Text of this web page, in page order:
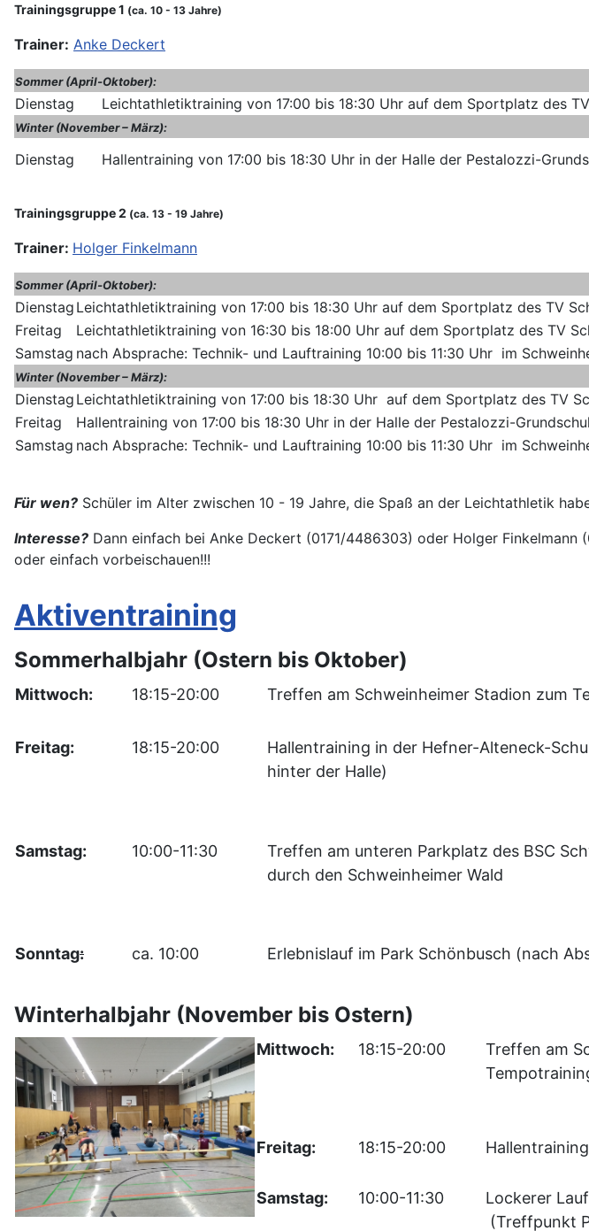
Trainingsgruppe 1 (ca. 10 - 13 Jahre)
Trainer: Anke Deckert
Sommer (April-Oktober):
Dienstag Leichtathletiktraining von 17:00 bis 18:30 Uhr auf dem Sportplatz des
Winter (November – März):
Dienstag Hallentraining von 17:00 bis 18:30 Uhr in der Halle der Pestalozzi-
Trainingsgruppe 2 (ca. 13 - 19 Jahre)
Trainer: Holger Finkelmann
Sommer (April-Oktober):
Dienstag Leichtathletiktraining von 17:00 bis 18:30 Uhr auf dem Sportplatz des TV
Freitag
Leichtathletiktraining von 16:30 bis 18:00 Uhr auf dem Sportplatz des TV
Samstag nach Absprache: Technik- und Lauftraining 10:00 bis 11:30 Uhr im
Winter (November – März):
Dienstag Leichtathletiktraining von 17:00 bis 18:30 Uhr auf dem Sportplatz des TV
Freitag
Hallentraining von 17:00 bis 18:30 Uhr in der Halle der Pestalozzi-
Samstag nach Absprache: Technik- und Lauftraining 10:00 bis 11:30 Uhr im
Für wen? Schüler im Alter zwischen 10 - 19 Jahre, die Spaß an der Leichtathletik
Interesse? Dann einfach bei Anke Deckert (0171/4486303) oder Holger Finkelmann
oder einfach vorbeischauen!!!
Aktiventraining
Sommerhalbjahr (Ostern bis Oktober)
Mittwoch: 18:15-20:00 Treffen am Schweinheimer Stadion zum
Freitag: 18:15-20:00
Hallentraining in der Hefner-Alteneck-
hinter der Halle)
Samstag: 10:00-11:30
Treffen am unteren Parkplatz des BSC
durch den Schweinheimer Wald
Sonntag: ca. 10:00 Erlebnislauf im Park Schönbusch (nach
Winterhalbjahr (November bis Ostern)
Mittwoch: 18:15-20:00
Treffen am
Freitag: 18:15-20:00
Samstag: 10:00-11:30
Lockerer
(Treffpunkt